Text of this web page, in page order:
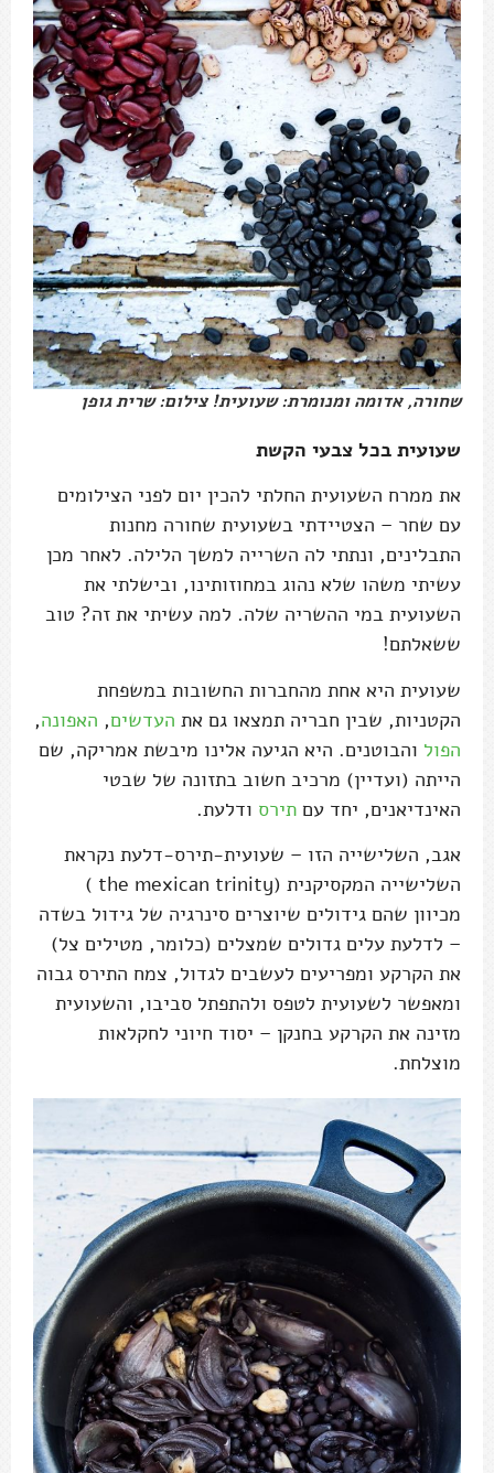
שחורה, אדומה ומנומרת: שעועית! צילום: שרית גופן
שעועית בכל צבעי הקשת
את ממרח השעועית החלתי להכין יום לפני הצילומים
עם שחר – הצטיידתי בשעועית שחורה מחנות
התבלינים, ונתתי לה השרייה למשך הלילה. לאחר מכן
עשיתי משהו שלא נהוג במחוזותינו, ובישלתי את
השעועית במי ההשריה שלה. למה עשיתי את זה? טוב
ששאלתם!
שעועית היא אחת מהחברות החשובות במשפחת
הקטניות, שבין חבריה תמצאו גם את העדשים, האפונה,
הפול והבוטנים. היא הגיעה אלינו מיבשת אמריקה, שם
הייתה (ועדיין) מרכיב חשוב בתזונה של שבטי
האינדיאנים, יחד עם תירס ודלעת.
אגב, השלישייה הזו – שעועית-תירס-דלעת נקראת
השלישייה המקסיקנית (the mexican trinity )
מכיוון שהם גידולים שיוצרים סינרגיה של גידול בשדה
– לדלעת עלים גדולים שמצלים (כלומר, מטילים צל)
את הקרקע ומפריעים לעשבים לגדול, צמח התירס גבוה
ומאפשר לשעועית לטפס ולהתפתל סביבו, והשעועית
מזינה את הקרקע בחנקן – יסוד חיוני לחקלאות
מוצלחת.